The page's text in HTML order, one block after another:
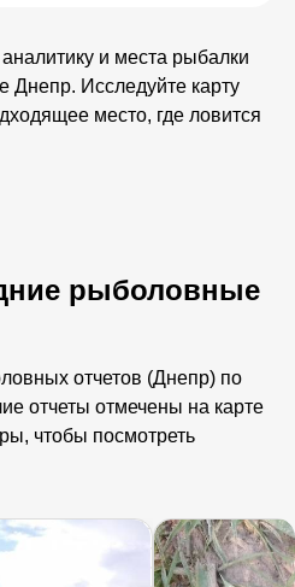
и места рыбалки
Днепр. Исследуйте карту
место, где ловится
рыболовные
отчетов (Днепр) по
отчеты отмечены на карте
чтобы посмотреть